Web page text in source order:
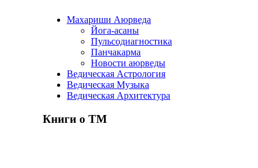
Махариши Аюрведа
Йога-асаны
Пульсодиагностика
Панчакарма
Новости аюрведы
Ведическая Астрология
Ведическая Музыка
Ведическая Архитектура
Книги о ТМ